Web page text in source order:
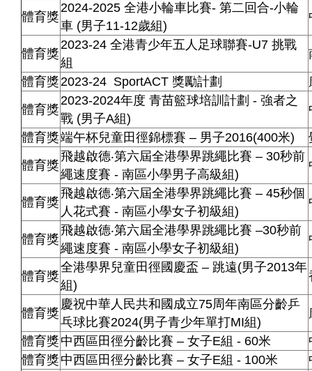
體育獎
2024-2025 全港小輪車比賽- 第二回合-小輪
車 (男子11-12歲組)
體育獎
2023-24 全港青少年五人足球聯賽-U7 挑戰
組
體育獎2023-24 SportACT 獎勵計劃
體育獎
2023-2024年度 青苗籃球培訓計劃 - 強者之
戰 (男子A組)
體育獎端午杯兒童田徑錦標賽 – 男子2016(400米)
體育獎
飛越啟德‧第六屆全港學界跳繩比賽 – 30秒前
繩速度賽 - 南區小學男子高級組)
體育獎
飛越啟德‧第六屆全港學界跳繩比賽 – 45秒個
人花式賽 - 南區小學女子初級組)
體育獎
飛越啟德‧第六屆全港學界跳繩比賽 –30秒前
繩速度賽 - 南區小學女子初級組)
體育獎
全港學界兒童田徑國慶盃 – 跳遠(男子2013年
組)
體育獎
慶祝中華人民共和國成立75周年南區分齡乒
乓球比賽2024(男子青少年單打MI組)
體育獎 中西區田徑分齡比賽 – 女子E組 - 60米
體育獎 中西區田徑分齡比賽 – 女子E組 - 100米